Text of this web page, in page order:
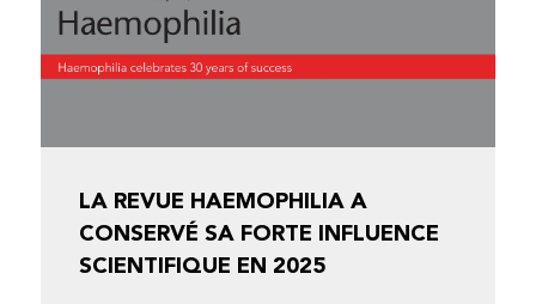
LA REVUE HAEMOPHILIA A
CONSERVÉ SA FORTE INFLUENCE
SCIENTIFIQUE EN 2025